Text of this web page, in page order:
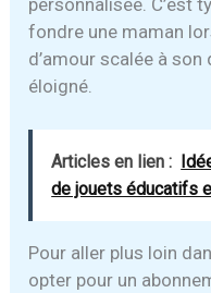
personnalisée. C’est
fondre une maman
d’amour scalée à
éloigné.
Articles en lien :
de jouets éducatifs
Pour aller plus loin
opter pour un